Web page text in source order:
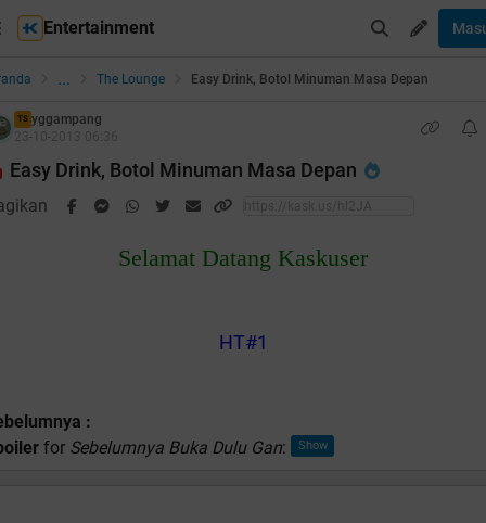
Entertainment
... The Lounge Easy Drink, Botol Minuman Masa Depan
TS yggampang
Easy Drink, Botol Minuman Masa Depan
Selamat Datang Kaskuser
HT#1
:
for Sebelumnya Buka Dulu Gan: